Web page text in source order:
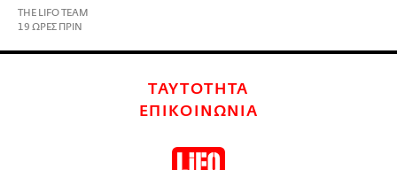
THE LIFO TEAM
19 ΩΡΕΣ ΠΡΙΝ
ΤΑΥΤΟΤΗΤΑ
ΕΠΙΚΟΙΝΩΝΙΑ